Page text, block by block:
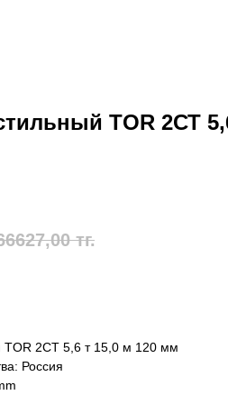
TOR 2СТ
тг.
TOR 2СТ 5,6 т 15,0 м 120 мм
Россия